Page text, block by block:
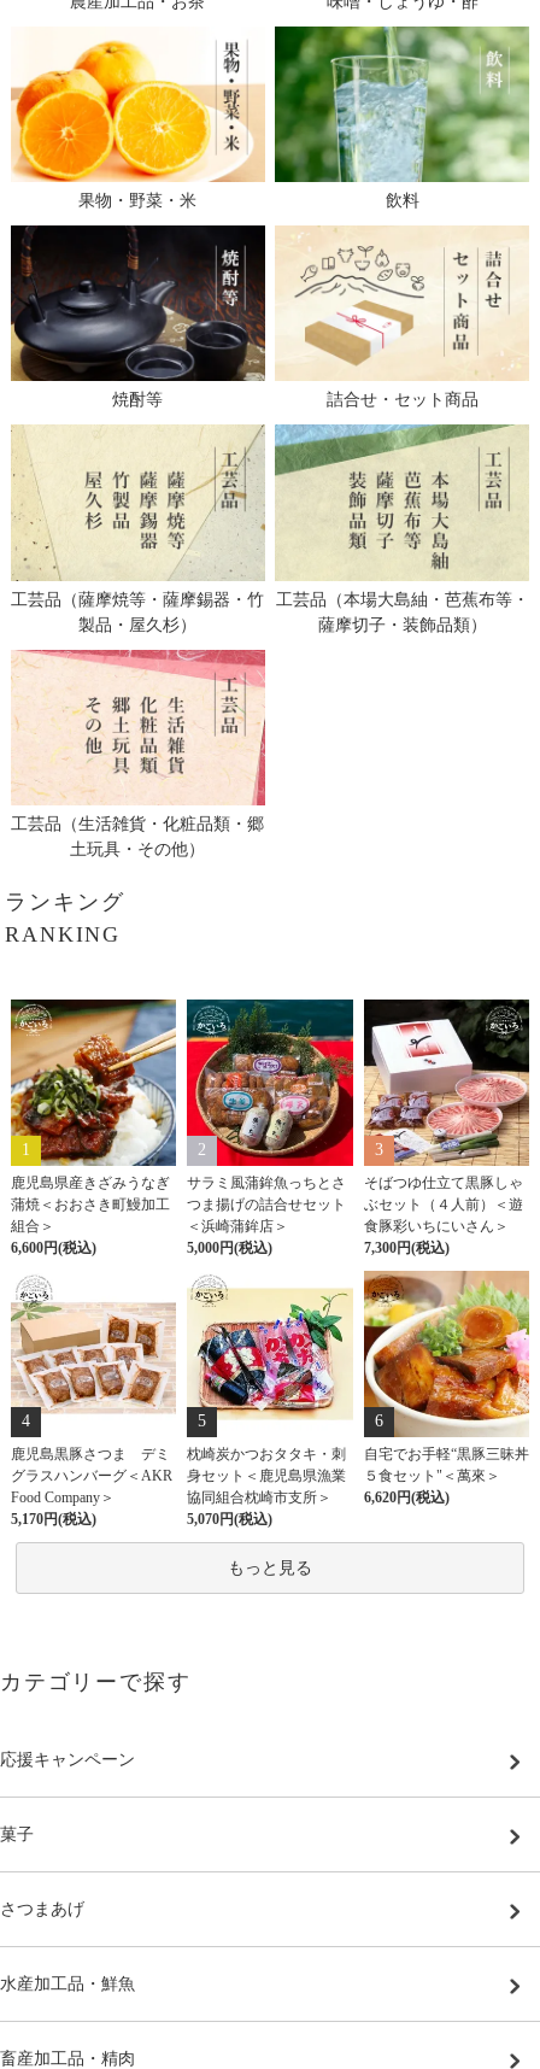
果物・野菜・米 飲料
焼酎等 詰合せ・セット商品
工芸品（薩摩焼等・薩摩錫器・竹
製品・屋久杉）
工芸品（本場大島紬・芭蕉布等・
薩摩切子・装飾品類）
工芸品（生活雑貨・化粧品類・郷
土玩具・その他）
ランキング
RANKING
1
鹿児島県産きざみうなぎ
蒲焼＜おおさき町鰻加工
組合＞
6,600円(税込)
2
サラミ風蒲鉾魚っちとさ
つま揚げの詰合せセット
＜浜崎蒲鉾店＞
5,000円(税込)
3
そばつゆ仕立て黒豚しゃ
ぶセット（４人前）＜遊
食豚彩いちにいさん＞
7,300円(税込)
4
鹿児島黒豚さつま デミ
グラスハンバーグ＜AKR
Food Company＞
5,170円(税込)
5
枕崎炭かつおタタキ・刺
身セット＜鹿児島県漁業
協同組合枕崎市支所＞
5,070円(税込)
6
自宅でお手軽“黒豚三昧丼
５食セット"＜萬來＞
6,620円(税込)
もっと見る
カテゴリーで探す
応援キャンペーン
菓子
さつまあげ
水産加工品・鮮魚
畜産加工品・精肉